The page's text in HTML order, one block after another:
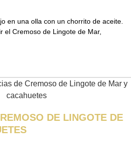
en una olla con un chorrito de aceite.
el Cremoso de Lingote de Mar,
DE LINGOTE DE